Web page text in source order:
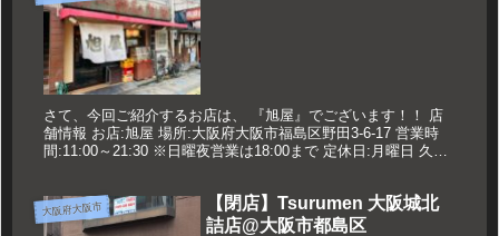
さて、今回ご紹介するお店は、 『旭屋』でございます！！ 店
舗情報 お店:旭屋 場所:大阪府大阪市福島区野田3-6-17 営業時
間:11:00～21:30 ※日曜夜営業は18:00まで 定休日:月曜日 久世
大阪府大阪市
【閉店】Tsurumen 大阪城北
詰店@大阪市都島区